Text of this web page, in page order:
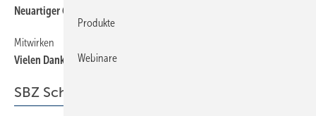
Neuartiger Gas-Kugelhahn?
Mitwirken
Vielen Dank für ­Ihre Leserbriefe
SBZ Schwerpunkt
Produkte
Webinare